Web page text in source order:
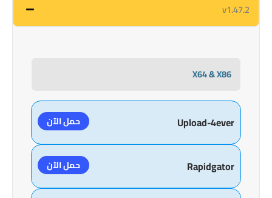
v1.47.2
X64 & X86
Upload-4ever حمل الآن
Rapidgator حمل الآن